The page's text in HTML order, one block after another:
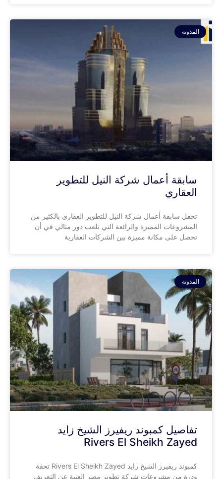
المدونة
سابقة أعمال شركة النيل للتطوير
العقاري
تحفل سابقة أعمال شركة النيل للتطوير العقاري بالكثير من
المشروعات المميزة والرائعة التي تلعب دور مثالي في أن
تحصل على مكانة مميزة بين الشركات العقارية
المدونة
تفاصيل كمبوند ريفيرز الشيخ زايد
Rivers El Sheikh Zayed
كمبوند ريفيرز الشيخ زايد Rivers El Sheikh Zayed تحفة
ودرة من مشروعات شركة تطوير مصر الغنية عن التعريف